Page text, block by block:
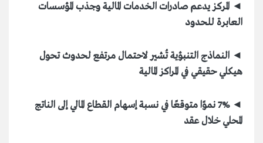
◄ المركز يدعم صادرات الخدمات المالية وجذب المؤسسات
العابرة للحدود
◄ النماذج التنبؤية تُشير لاحتمال مرتفع لحدوث تحول
هيكلي حقيقي في المراكز المالية
◄ 7% نموًا متوقعًا في نسبة إسهام القطاع المالي إلى الناتج
المحلي خلال عقد